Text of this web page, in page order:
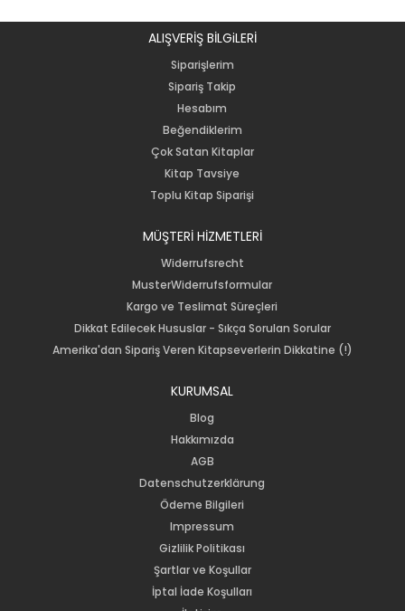
ALIŞVERİŞ BİLGiLERİ
Siparişlerim
Sipariş Takip
Hesabım
Beğendiklerim
Çok Satan Kitaplar
Kitap Tavsiye
Toplu Kitap Siparişi
MÜŞTERİ HİZMETLERİ
Widerrufsrecht
MusterWiderrufsformular
Kargo ve Teslimat Süreçleri
Dikkat Edilecek Hususlar - Sıkça Sorulan Sorular
Amerika'dan Sipariş Veren Kitapseverlerin Dikkatine (!)
KURUMSAL
Blog
Hakkımızda
AGB
Datenschutzerklärung
Ödeme Bilgileri
Impressum
Gizlilik Politikası
Şartlar ve Koşullar
İptal İade Koşulları